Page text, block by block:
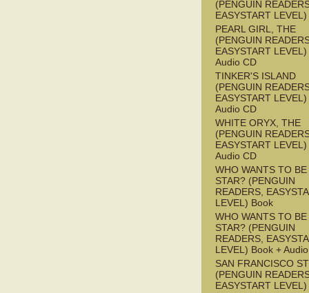
(PENGUIN
EASYSTART
PEARL GIRL, THE
(PENGUIN
EASYSTART
Audio CD
TINKER'S ISLAND
(PENGUIN
EASYSTART
Audio CD
WHITE ORYX, THE
(PENGUIN
EASYSTART
Audio CD
WHO WANTS TO BE
STAR? (PENGUIN
READERS,
LEVEL) Book
WHO WANTS TO BE
STAR? (PENGUIN
READERS,
LEVEL) Book +
SAN FRANCISCO
(PENGUIN
EASYSTART